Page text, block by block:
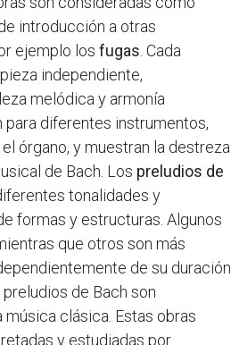
introducción a otras
ejemplo los fugas . Cada
independiente,
melódica y armonía
para diferentes instrumentos,
órgano, y muestran la destreza
de Bach. Los preludios de
tonalidades y
formas y estructuras. Algunos
que otros son más
de su duración
de Bach son
clásica. Estas obras
y estudiadas por